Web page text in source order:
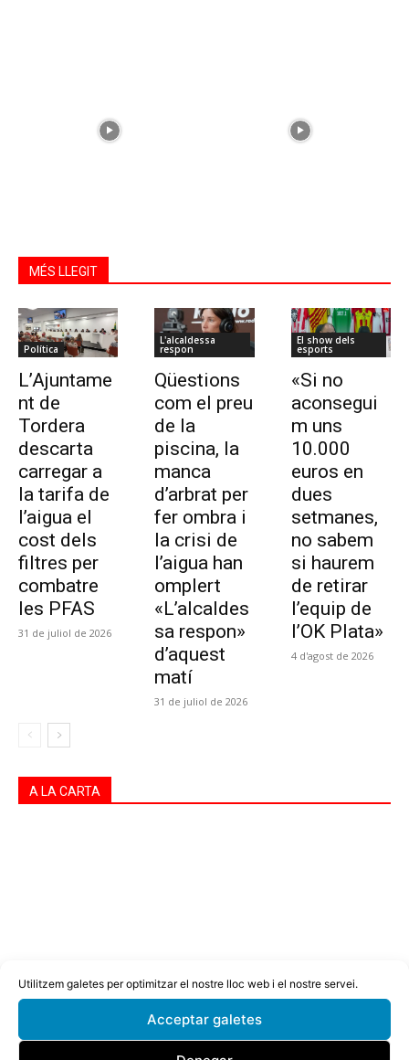
Utilitzem galetes per optimitzar el nostre lloc web i el nostre servei.
Acceptar galetes
MÉS LLEGIT
Política
L’Ajuntame
nt de
Tordera
descarta
carregar a
la tarifa de
l’aigua el
cost dels
filtres per
combatre
les PFAS
31 de juliol de 2026
L'alcaldessa
respon
Qüestions
com el preu
de la
piscina, la
manca
d’arbrat per
fer ombra i
la crisi de
l’aigua han
omplert
«L’alcaldes
sa respon»
d’aquest
matí
31 de juliol de 2026
El show dels
esports
«Si no
aconsegui
m uns
10.000
euros en
dues
setmanes,
no sabem
si haurem
de retirar
l’equip de
l’OK Plata»
4 d'agost de 2026
A LA CARTA